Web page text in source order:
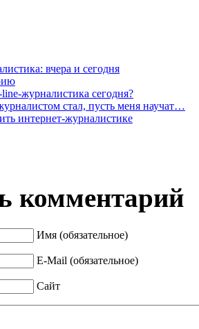
вчера и сегодня
журналистика сегодня?
стал, пусть меня научат…
интернет-журналистике
комментарий
Имя (обязательное)
E-Mail (обязательное)
Сайт